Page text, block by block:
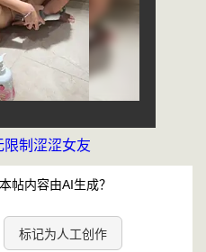
限制涩涩女友
帖内容由AI生成？
标记为人工创作